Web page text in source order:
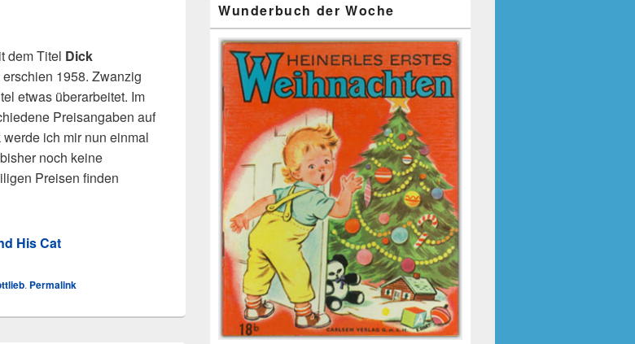
dem Titel Dick
erschien 1958. Zwanzig
etwas überarbeitet. Im
Preisangaben auf
ich mir nun einmal
noch keine
Preisen finden
His Cat
. Permalink
Wunderbuch der Woche